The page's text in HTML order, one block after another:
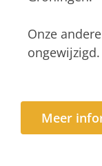
Onze
ongewijzigd.
Meer